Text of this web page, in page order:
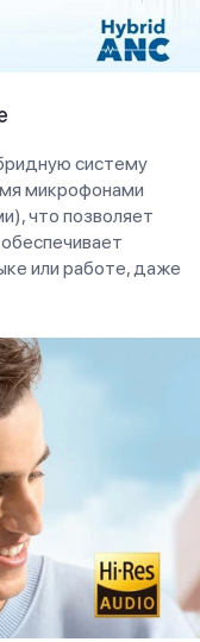
систему
микрофонами
что позволяет
или работе, даже